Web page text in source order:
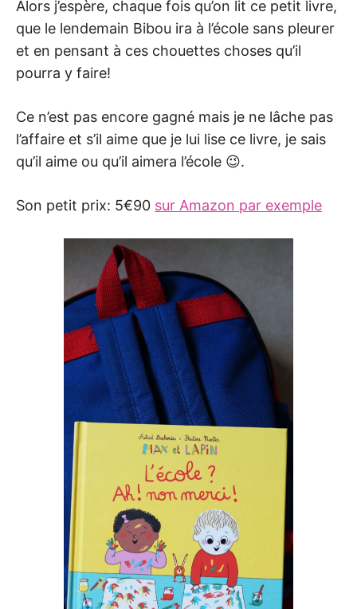
Alors j’espère, chaque fois qu’on lit ce petit livre,
que le lendemain Bibou ira à l’école sans pleurer
et en pensant à ces chouettes choses qu’il
pourra y faire!
Ce n’est pas encore gagné mais je ne lâche pas
l’affaire et s’il aime que je lui lise ce livre, je sais
qu’il aime ou qu’il aimera l’école 😉.
Son petit prix: 5€90 sur Amazon par exemple